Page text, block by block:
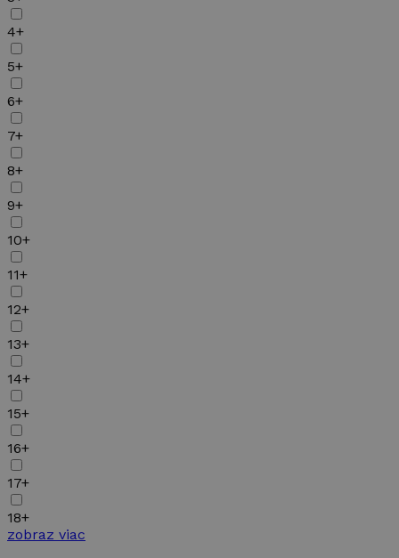
4+
5+
6+
7+
8+
9+
10+
11+
12+
13+
14+
15+
16+
17+
18+
zobraz viac